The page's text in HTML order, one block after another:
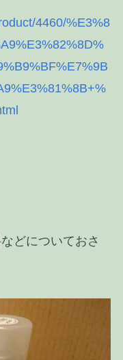
4460/%E3%8
どについておさ